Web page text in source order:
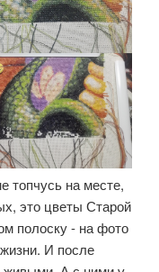
топчусь на месте,
это цветы Старой
полоску - на фото
И после